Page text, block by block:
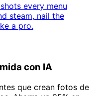
every menu
steam, nail the
a pro.
con IA
que crean fotos de